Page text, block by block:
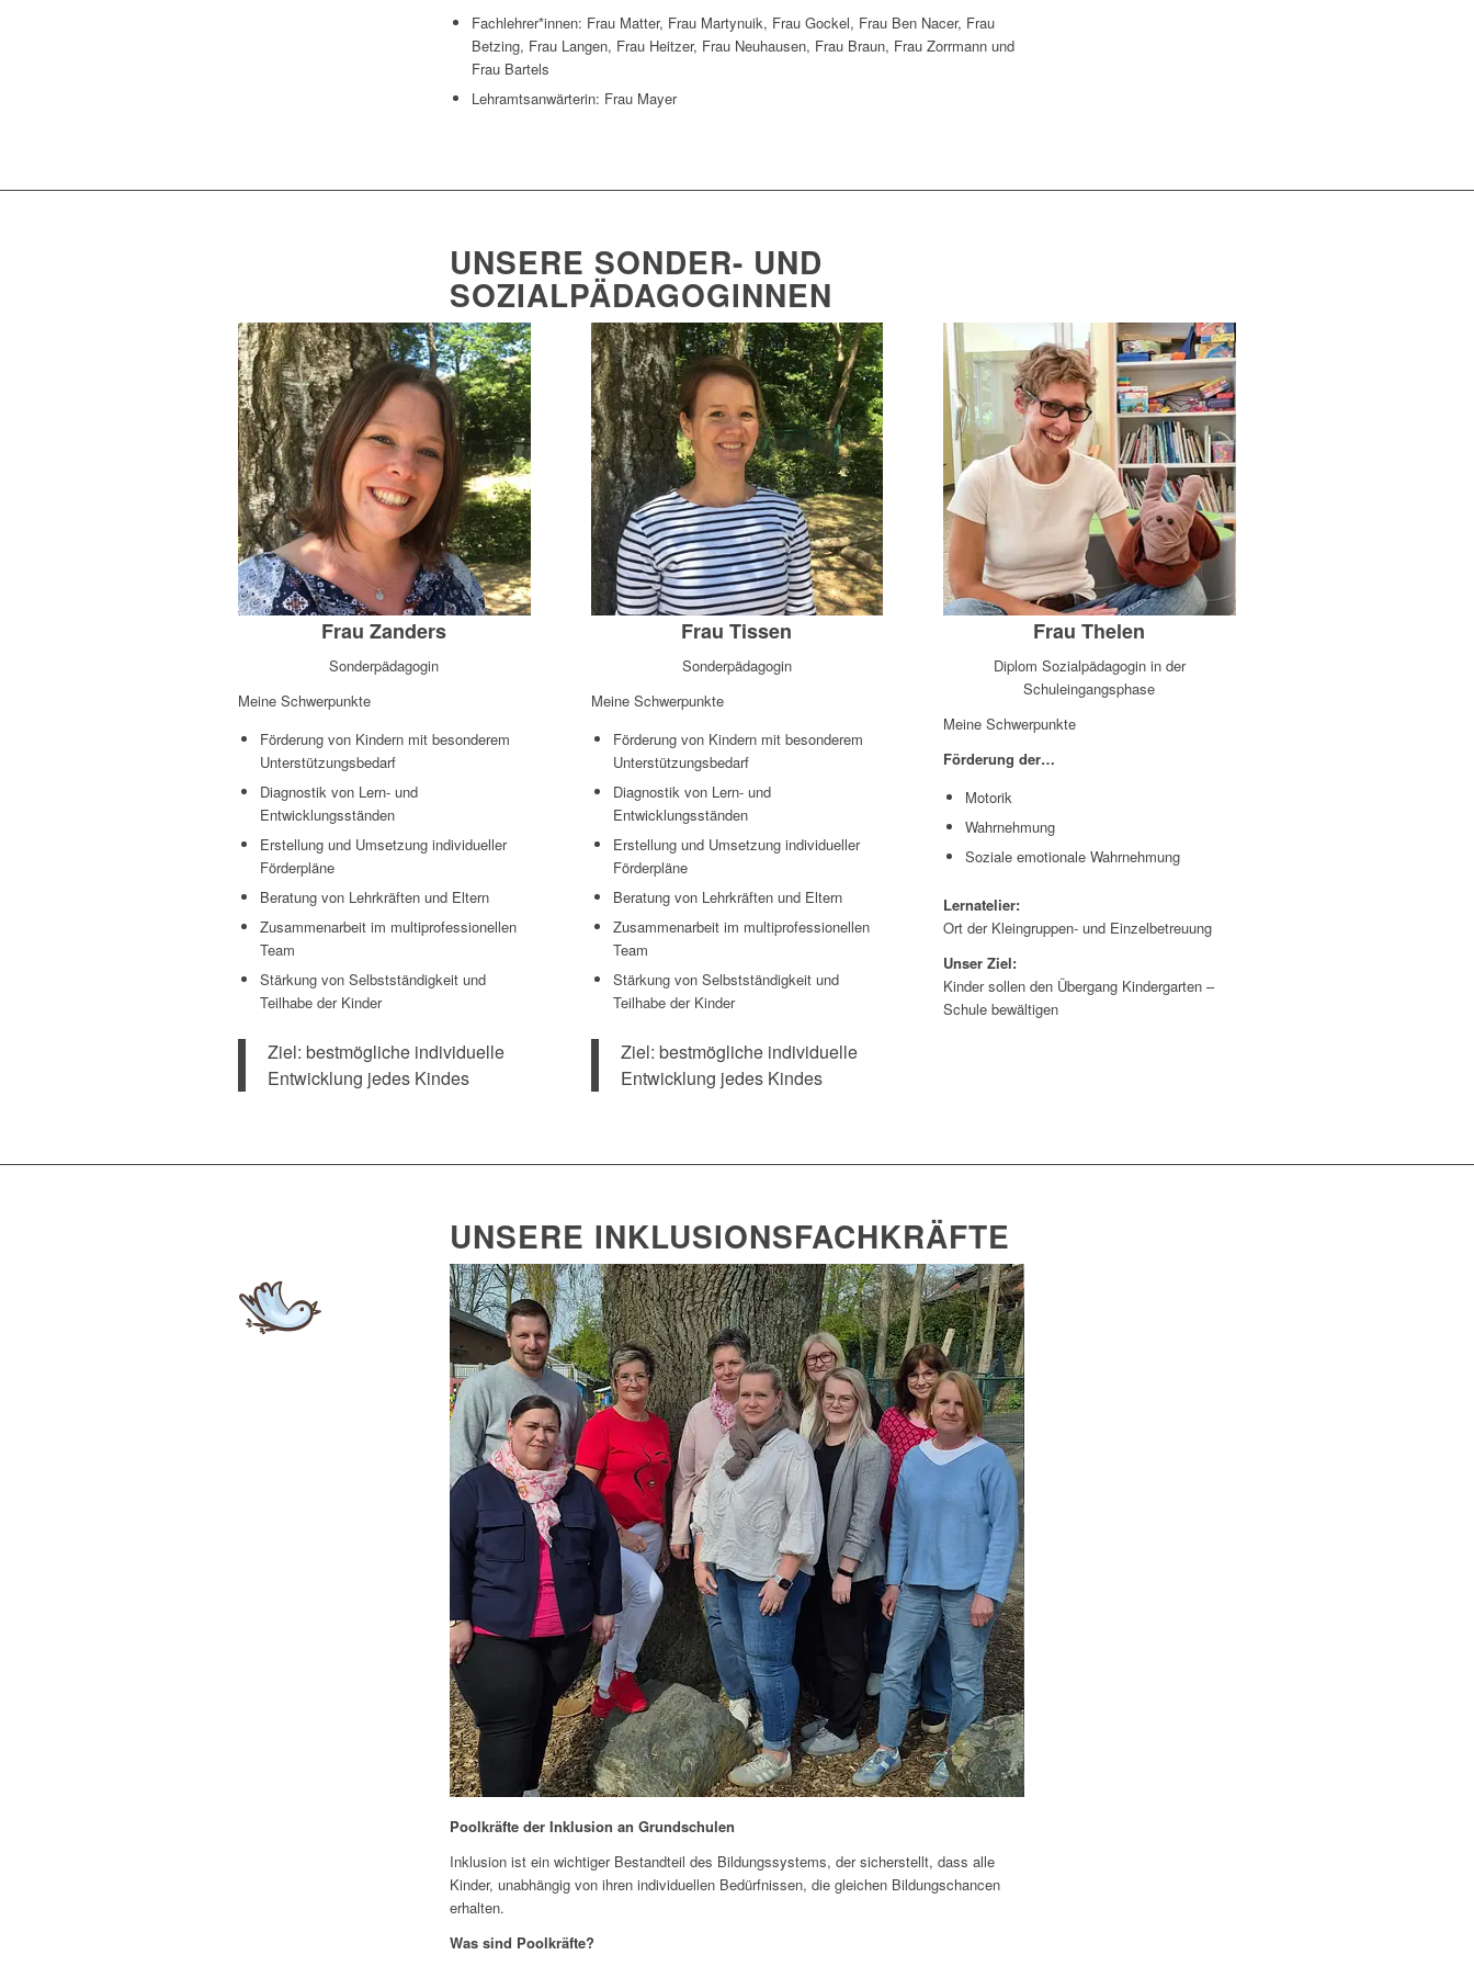
Fachlehrer*innen: Frau Matter, Frau Martynuik, Frau Gockel, Frau Ben Nacer, Frau
Betzing, Frau Langen, Frau Heitzer, Frau Neuhausen, Frau Braun, Frau Zorrmann und
Frau Bartels
Lehramtsanwärterin: Frau Mayer
UNSERE SONDER- UND
SOZIALPÄDAGOGINNEN
Frau Zanders
Sonderpädagogin
Meine Schwerpunkte
Förderung von Kindern mit besonderem
Unterstützungsbedarf
Diagnostik von Lern- und
Entwicklungsständen
Erstellung und Umsetzung individueller
Förderpläne
Beratung von Lehrkräften und Eltern
Zusammenarbeit im multiprofessionellen
Team
Stärkung von Selbstständigkeit und
Teilhabe der Kinder
Ziel: bestmögliche individuelle
Entwicklung jedes Kindes
Frau Tissen
Sonderpädagogin
Meine Schwerpunkte
Förderung von Kindern mit besonderem
Unterstützungsbedarf
Diagnostik von Lern- und
Entwicklungsständen
Erstellung und Umsetzung individueller
Förderpläne
Beratung von Lehrkräften und Eltern
Zusammenarbeit im multiprofessionellen
Team
Stärkung von Selbstständigkeit und
Teilhabe der Kinder
Ziel: bestmögliche individuelle
Entwicklung jedes Kindes
Frau Thelen
Diplom Sozialpädagogin in der
Schuleingangsphase
Meine Schwerpunkte
Förderung der…
Motorik
Wahrnehmung
Soziale emotionale Wahrnehmung
Lernatelier:
Ort der Kleingruppen- und Einzelbetreuung
Unser Ziel:
Kinder sollen den Übergang Kindergarten –
Schule bewältigen
UNSERE INKLUSIONSFACHKRÄFTE
Poolkräfte der Inklusion an Grundschulen
Inklusion ist ein wichtiger Bestandteil des Bildungssystems, der sicherstellt, dass alle
Kinder, unabhängig von ihren individuellen Bedürfnissen, die gleichen Bildungschancen
erhalten.
Was sind Poolkräfte?